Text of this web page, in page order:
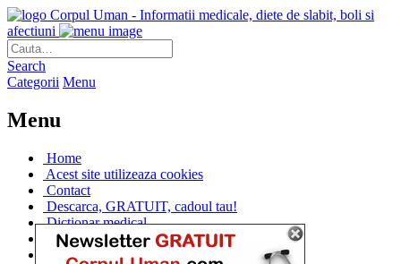
Corpul Uman - Informatii medicale, diete de slabit, boli si
afectiuni
Search
Categorii Menu
Menu
Home
Acest site utilizeaza cookies
Contact
Descarca, GRATUIT, cadoul tau!
Dictionar medical
Dr. Cristina IANUC
Linkuri utile